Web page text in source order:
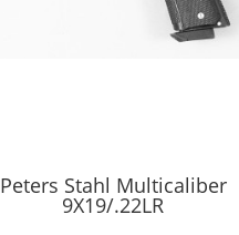
Peters Stahl Multicaliber
9X19/.22LR